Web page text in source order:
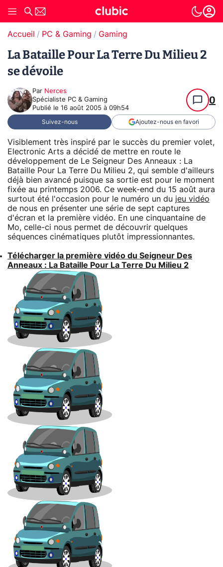
Accueil PC & Gaming Gaming
La Bataille Pour La Terre Du Milieu 2
se dévoile
Par Nerces
Spécialiste PC & Gaming
Publié le 16 août 2005 à 09h54
0
Suivez-nous Ajoutez-nous en favori
Visiblement très inspiré par le succès du premier volet,
Electronic Arts a décidé de mettre en route le
développement de Le Seigneur Des Anneaux : La
Bataille Pour La Terre Du Milieu 2, qui semble d'ailleurs
déjà bien avancé puisque sa sortie est pour le moment
fixée au printemps 2006. Ce week-end du 15 août aura
surtout été l'occasion pour le numéro un du jeu vidéo
de nous en présenter une série de sept captures
d'écran et la première vidéo. En une cinquantaine de
Mo, celle-ci nous permet de découvrir quelques
séquences cinématiques plutôt impressionnantes.
Télécharger la première vidéo du Seigneur Des
Anneaux : La Bataille Pour La Terre Du Milieu 2